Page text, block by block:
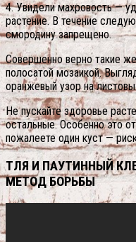
4. Увидели махровость —
растение. В течение
смородину запрещено.
Совершенно верно такие
полосатой мозаикой.
оранжевый узор на
Не пускайте здоровье
остальные. Особенно это
пожалеете один куст —
ТЛЯ И ПАУТИННЫЙ
МЕТОД БОРЬБЫ